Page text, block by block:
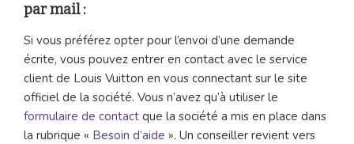
par mail :
Si vous préférez opter pour l’envoi d’une demande
écrite, vous pouvez entrer en contact avec le service
client de Louis Vuitton en vous connectant sur le site
officiel de la société. Vous n’avez qu’à utiliser le
formulaire de contact que la société a mis en place dans
la rubrique « Besoin d’aide ». Un conseiller revient vers